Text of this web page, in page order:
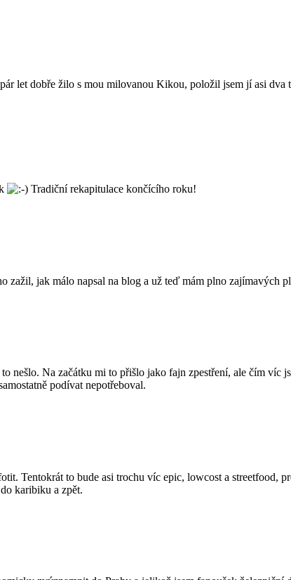
let dobře žilo s mou milovanou Kikou, položil jsem jí asi dva
Tradiční rekapitulace končícího roku!
zažil, jak málo napsal na blog a už teď mám plno zajímavých
nešlo. Na začátku mi to přišlo jako fajn zpestření, ale čím
podívat nepotřeboval.
Tentokrát to bude asi trochu víc epic, lowcost a streetfood,
karibiku a zpět.